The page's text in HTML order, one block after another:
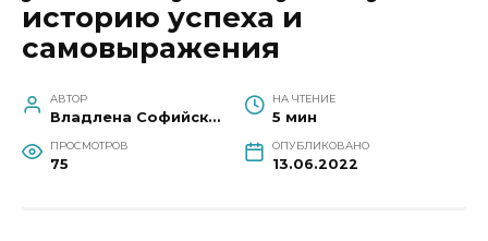
историю успеха и
самовыражения
АВТОР
Владлена Софийская
НА ЧТЕНИЕ
5 мин
ПРОСМОТРОВ
75
ОПУБЛИКОВАНО
13.06.2022